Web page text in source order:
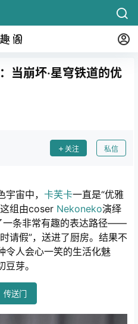
当崩坏·星穹铁道的优
关注 私信
宇宙中， 卡芙卡一直是“优雅
组由coser Nekoneko演绎
一条非常有趣的表达路径——
请假”，送进了厨房。结果不
令人会心一笑的生活化魅
芽。
传送门